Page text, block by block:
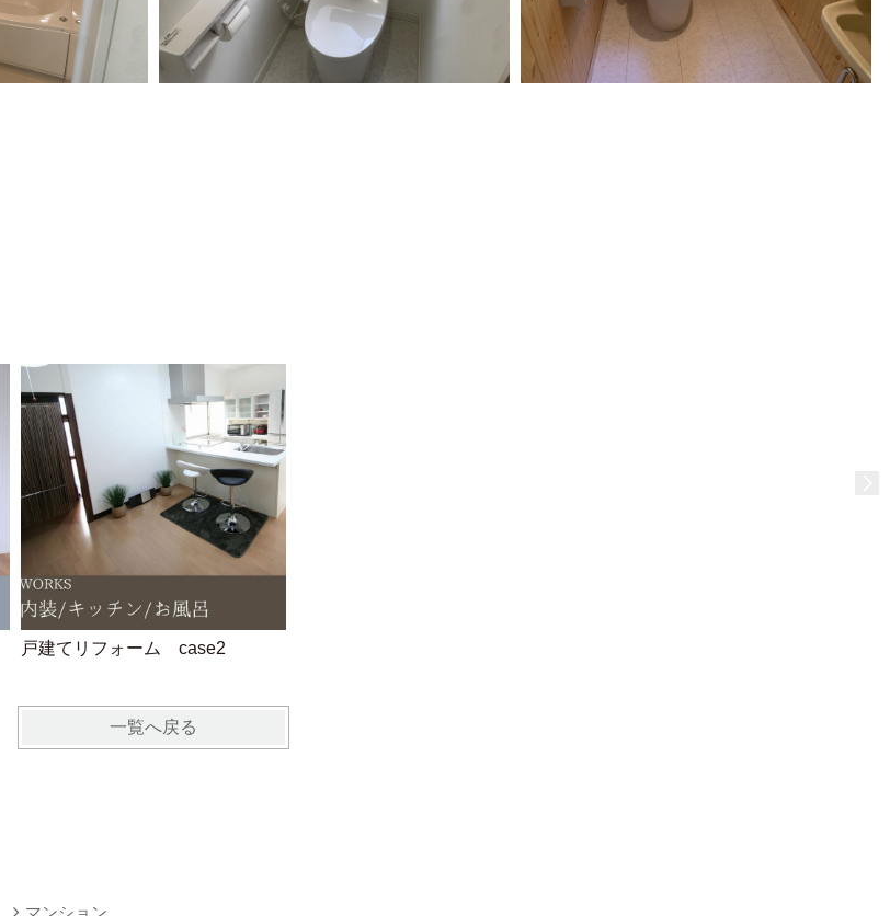
戸建てリフォーム case2
一覧へ戻る
マンション